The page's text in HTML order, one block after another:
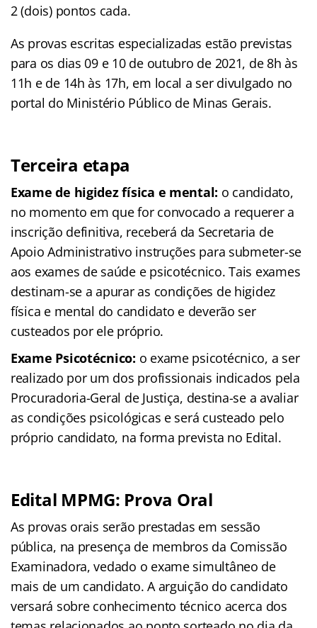
2 (dois) pontos cada.
As provas escritas especializadas estão previstas
para os dias 09 e 10 de outubro de 2021, de 8h às
11h e de 14h às 17h, em local a ser divulgado no
portal do Ministério Público de Minas Gerais.
Terceira etapa
Exame de higidez física e mental: o candidato,
no momento em que for convocado a requerer a
inscrição definitiva, receberá da Secretaria de
Apoio Administrativo instruções para submeter-se
aos exames de saúde e psicotécnico. Tais exames
destinam-se a apurar as condições de higidez
física e mental do candidato e deverão ser
custeados por ele próprio.
Exame Psicotécnico: o exame psicotécnico, a ser
realizado por um dos profissionais indicados pela
Procuradoria-Geral de Justiça, destina-se a avaliar
as condições psicológicas e será custeado pelo
próprio candidato, na forma prevista no Edital.
Edital MPMG: Prova Oral
As provas orais serão prestadas em sessão
pública, na presença de membros da Comissão
Examinadora, vedado o exame simultâneo de
mais de um candidato. A arguição do candidato
versará sobre conhecimento técnico acerca dos